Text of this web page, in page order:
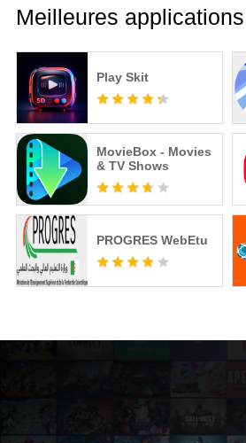
Meilleures applications
Play Skit
MovieBox - Movies
& TV Shows
PROGRES WebEtu